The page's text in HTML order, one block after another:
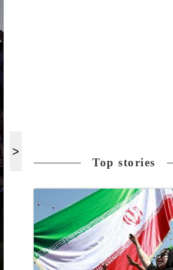
Top stories